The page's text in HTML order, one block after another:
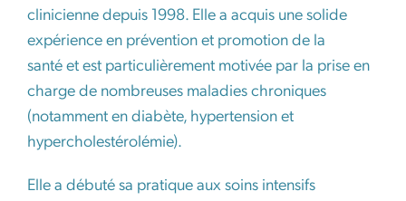
clinicienne depuis 1998. Elle a acquis une solide
expérience en prévention et promotion de la
santé et est particulièrement motivée par la prise en
charge de nombreuses maladies chroniques
(notamment en diabète, hypertension et
hypercholestérolémie).
Elle a débuté sa pratique aux soins intensifs